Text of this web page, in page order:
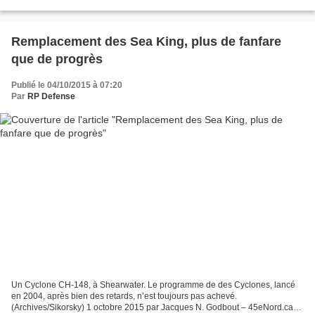
Remplacement des Sea King, plus de fanfare
que de progrès
Publié le 04/10/2015 à 07:20
Par RP Defense
Un Cyclone CH-148, à Shearwater. Le programme de des Cyclones, lancé
en 2004, après bien des retards, n’est toujours pas achevé.
(Archives/Sikorsky) 1 octobre 2015 par Jacques N. Godbout – 45eNord.ca